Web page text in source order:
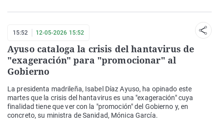
15:52 12-05-2026 15:52
Ayuso cataloga la crisis del hantavirus de
"exageración" para "promocionar" al
Gobierno
La presidenta madrileña, Isabel Díaz Ayuso, ha opinado este
martes que la crisis del hantavirus es una "exageración" cuya
finalidad tiene que ver con la "promoción" del Gobierno y, en
concreto, su ministra de Sanidad, Mónica García.